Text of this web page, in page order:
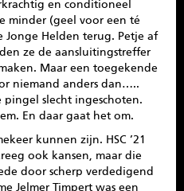
en conditioneel
minder (geel voor een té
Jonge Helden terug. Petje af
ze de aansluitingstreffer
Maar een toegekende
niemand anders dan…..
pingel slecht ingeschoten.
En daar gaat het om.
kunnen zijn. HSC ’21
ook kansen, maar die
door scherp verdedigend
Jelmer Timpert was een